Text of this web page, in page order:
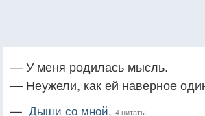
— У меня родилась мысль.
— Неужели, как ей наверное
— Дыши со мной, 4 цитаты